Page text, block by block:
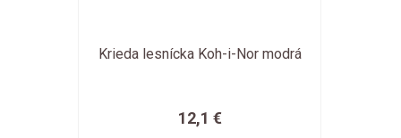
Krieda lesnícka Koh-i-Nor modrá
12,1 €